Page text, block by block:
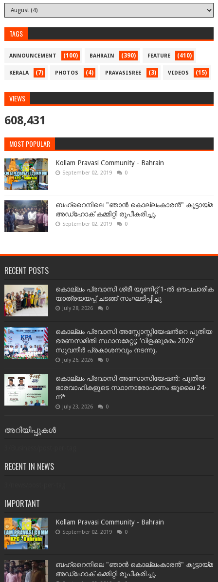
TAGS
ANNOUNCEMENT (100) BAHRAIN (390) FEATURE (410)
KERALA (7) PHOTOS (4) PRAVASISREE (3) VIDEOS (15)
VIEWS
608,431
MOST POPULAR
Kollam Pravasi Community - Bahrain
September 02, 2019 0
ബഹ്‌റൈനിലെ "ഞാൻ കൊല്ലംകാരൻ" കൂട്ടായ്‌മ
അഡ്‌ഹോക് കമ്മിറ്റി രൂപീകരിച്ചു.
September 02, 2019 0
RECENT POSTS
കൊല്ലം പ്രവാസി ശ്രീ യൂണിറ്റ് 1-ൽ ഔപചാരിക
യാത്രയയപ്പ് ചടങ്ങ് സംഘടിപ്പിച്ചു
July 28, 2026 0
കൊല്ലം പ്രവാസി അസ്സോസ്സിയേഷന്‍റെ പുതിയ
ഭരണസമിതി സ്ഥാനമേറ്റു; ‘വിളക്കുമരം 2026’
സുവനീർ പ്രകാശനവും നടന്നു.
July 26, 2026 0
കൊല്ലം പ്രവാസി അസോസിയേഷൻ: പുതിയ
ഭാരവാഹികളുടെ സ്ഥാനാരോഹണം ജൂലൈ 24-
ന്*
July 23, 2026 0
അറിയിപ്പുകൾ
RECENT IN NEWS
IMPORTANT
Kollam Pravasi Community - Bahrain
September 02, 2019 0
ബഹ്‌റൈനിലെ "ഞാൻ കൊല്ലംകാരൻ" കൂട്ടായ്‌മ
അഡ്‌ഹോക് കമ്മിറ്റി രൂപീകരിച്ചു.